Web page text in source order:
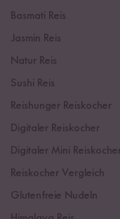
Basmati Reis
Jasmin Reis
Natur Reis
Sushi Reis
Reishunger Reiskocher
Digitaler Reiskocher
Digitaler Mini
Reiskocher Vergleich
Glutenfreie Nudeln